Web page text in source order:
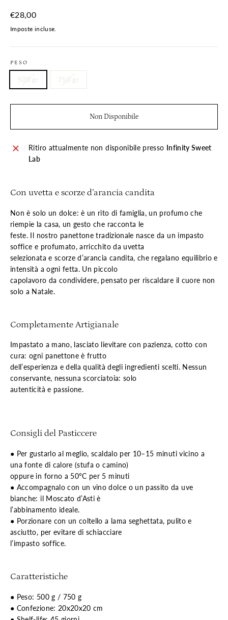
Prezzo
€28,00
Imposte incluse.
PESO
500 gr 750 gr
Non Disponibile
Ritiro attualmente non disponibile presso Infinity Sweet
Lab
Con uvetta e scorze d’arancia candita
Non è solo un dolce: è un rito di famiglia, un profumo che
riempie la casa, un gesto che racconta le
feste. Il nostro panettone tradizionale nasce da un impasto
soffice e profumato, arricchito da uvetta
selezionata e scorze d’arancia candita, che regalano equilibrio e
intensità a ogni fetta. Un piccolo
capolavoro da condividere, pensato per riscaldare il cuore non
solo a Natale.
Completamente Artigianale
Impastato a mano, lasciato lievitare con pazienza, cotto con
cura: ogni panettone è frutto
dell’esperienza e della qualità degli ingredienti scelti. Nessun
conservante, nessuna scorciatoia: solo
autenticità e passione.
Consigli del Pasticcere
● Per gustarlo al meglio, scaldalo per 10–15 minuti vicino a
una fonte di calore (stufa o camino)
oppure in forno a 50°C per 5 minuti
● Accompagnalo con un vino dolce o un passito da uve
bianche: il Moscato d’Asti è
l’abbinamento ideale.
● Porzionare con un coltello a lama seghettata, pulito e
asciutto, per evitare di schiacciare
l’impasto soffice.
Caratteristiche
● Peso: 500 g / 750 g
● Confezione: 20x20x20 cm